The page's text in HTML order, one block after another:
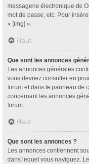
messagerie électronique de
mot de passe, etc. Pour
« [img] ».
Haut
Que sont les annonces
Les annonces générales
vous devriez consulter en
forum et dans le panneau de
concernant les annonces
forum.
Haut
Que sont les annonces ?
Les annonces contiennent
dans lequel vous naviguez.